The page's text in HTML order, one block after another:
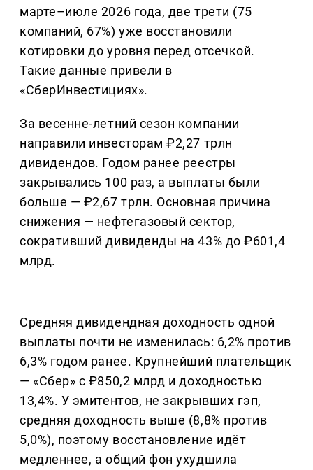
марте–июле 2026 года, две трети (75
компаний, 67%) уже восстановили
котировки до уровня перед отсечкой.
Такие данные привели в
«СберИнвестициях».
За весенне-летний сезон компании
направили инвесторам ₽2,27 трлн
дивидендов. Годом ранее реестры
закрывались 100 раз, а выплаты были
больше — ₽2,67 трлн. Основная причина
снижения — нефтегазовый сектор,
сокративший дивиденды на 43% до ₽601,4
млрд.
Средняя дивидендная доходность одной
выплаты почти не изменилась: 6,2% против
6,3% годом ранее. Крупнейший плательщик
— «Сбер» с ₽850,2 млрд и доходностью
13,4%. У эмитентов, не закрывших гэп,
средняя доходность выше (8,8% против
5,0%), поэтому восстановление идёт
медленнее, а общий фон ухудшила